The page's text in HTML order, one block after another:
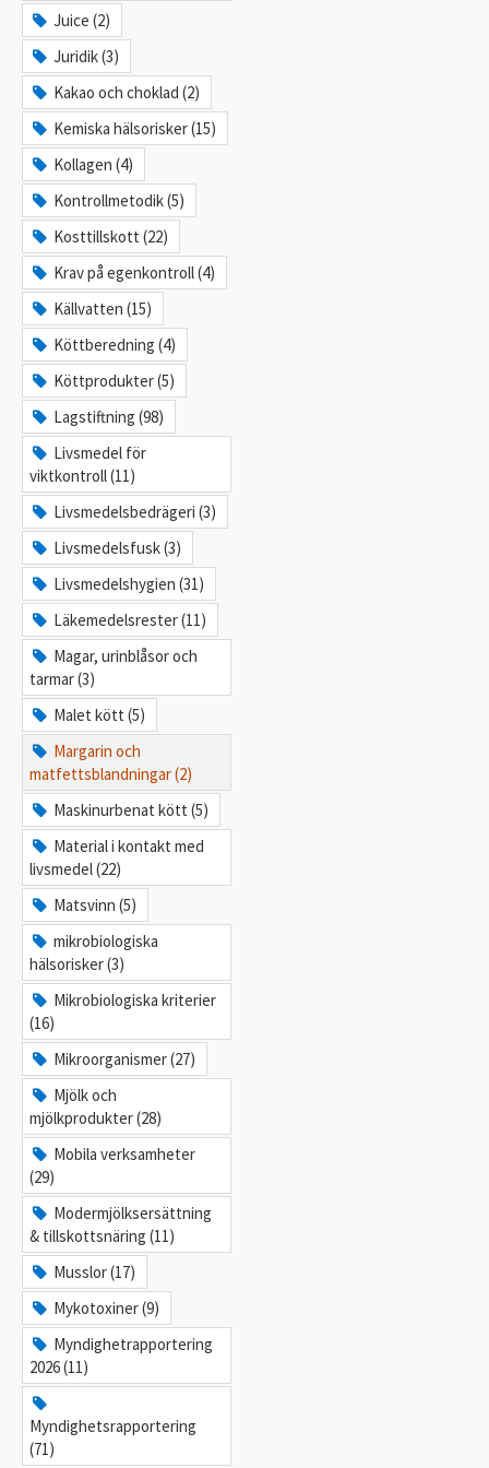
Juice (2)
Juridik (3)
Kakao och choklad (2)
Kemiska hälsorisker (15)
Kollagen (4)
Kontrollmetodik (5)
Kosttillskott (22)
Krav på egenkontroll (4)
Källvatten (15)
Köttberedning (4)
Köttprodukter (5)
Lagstiftning (98)
Livsmedel för
viktkontroll (11)
Livsmedelsbedrägeri (3)
Livsmedelsfusk (3)
Livsmedelshygien (31)
Läkemedelsrester (11)
Magar, urinblåsor och
tarmar (3)
Malet kött (5)
Margarin och
matfettsblandningar (2)
Maskinurbenat kött (5)
Material i kontakt med
livsmedel (22)
Matsvinn (5)
mikrobiologiska
hälsorisker (3)
Mikrobiologiska kriterier
(16)
Mikroorganismer (27)
Mjölk och
mjölkprodukter (28)
Mobila verksamheter
(29)
Modermjölksersättning
& tillskottsnäring (11)
Musslor (17)
Mykotoxiner (9)
Myndighetrapportering
2026 (11)
Myndighetsrapportering
(71)